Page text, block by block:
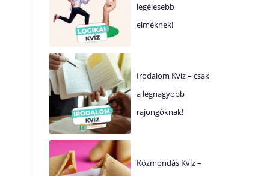
legélesebb
elméknek!
Irodalom Kvíz – csak
a legnagyobb
rajongóknak!
Közmondás Kvíz –